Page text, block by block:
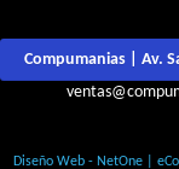
Compumanias | Av.
Diseño Web - NetOne|